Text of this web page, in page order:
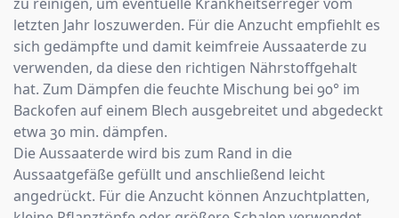
letzten Jahr loszuwerden. Für die Anzucht empfiehlt es
sich gedämpfte und damit keimfreie Aussaaterde zu
verwenden, da diese den richtigen Nährstoffgehalt
hat. Zum Dämpfen die feuchte Mischung bei 90° im
Backofen auf einem Blech ausgebreitet und abgedeckt
etwa 30 min. dämpfen.
Die Aussaaterde wird bis zum Rand in die
Aussaatgefäße gefüllt und anschließend leicht
angedrückt. Für die Anzucht können Anzuchtplatten,